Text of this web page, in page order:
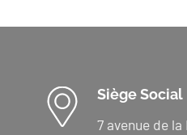
Siège Social
7 avenue de